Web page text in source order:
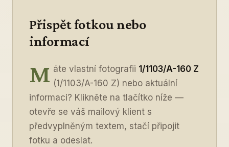
Přispět fotkou nebo
informací
M áte vlastní fotografii 1/1103/A-160 Z
(1/1103/A-160 Z) nebo aktuální
informaci? Klikněte na tlačítko níže —
otevře se váš mailový klient s
předvyplněným textem, stačí připojit
fotku a odeslat.